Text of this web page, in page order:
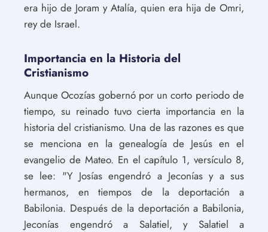
era hijo de Joram y Atalía, quien era hija de Omri,
rey de Israel.
Importancia en la Historia del
Cristianismo
Aunque Ocozías gobernó por un corto periodo de
tiempo, su reinado tuvo cierta importancia en la
historia del cristianismo. Una de las razones es que
se menciona en la genealogía de Jesús en el
evangelio de Mateo. En el capítulo 1, versículo 8,
se lee: "Y Josías engendró a Jeconías y a sus
hermanos, en tiempos de la deportación a
Babilonia. Después de la deportación a Babilonia,
Jeconías engendró a Salatiel, y Salatiel a